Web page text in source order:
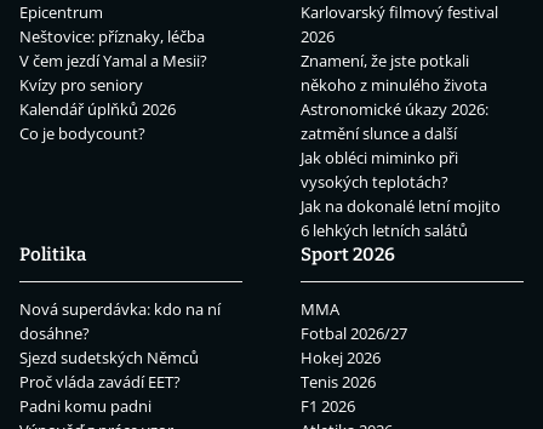
Epicentrum
Neštovice: příznaky, léčba
V čem jezdí Yamal a Mesii?
Kvízy pro seniory
Kalendář úplňků 2026
Co je bodycount?
Karlovarský filmový festival
2026
Znamení, že jste potkali
někoho z minulého života
Astronomické úkazy 2026:
zatmění slunce a další
Jak obléci miminko při
vysokých teplotách?
Jak na dokonalé letní mojito
6 lehkých letních salátů
Politika
Nová superdávka: kdo na ní
dosáhne?
Sjezd sudetských Němců
Proč vláda zavádí EET?
Padni komu padni
Sport 2026
MMA
Fotbal 2026/27
Hokej 2026
Tenis 2026
F1 2026